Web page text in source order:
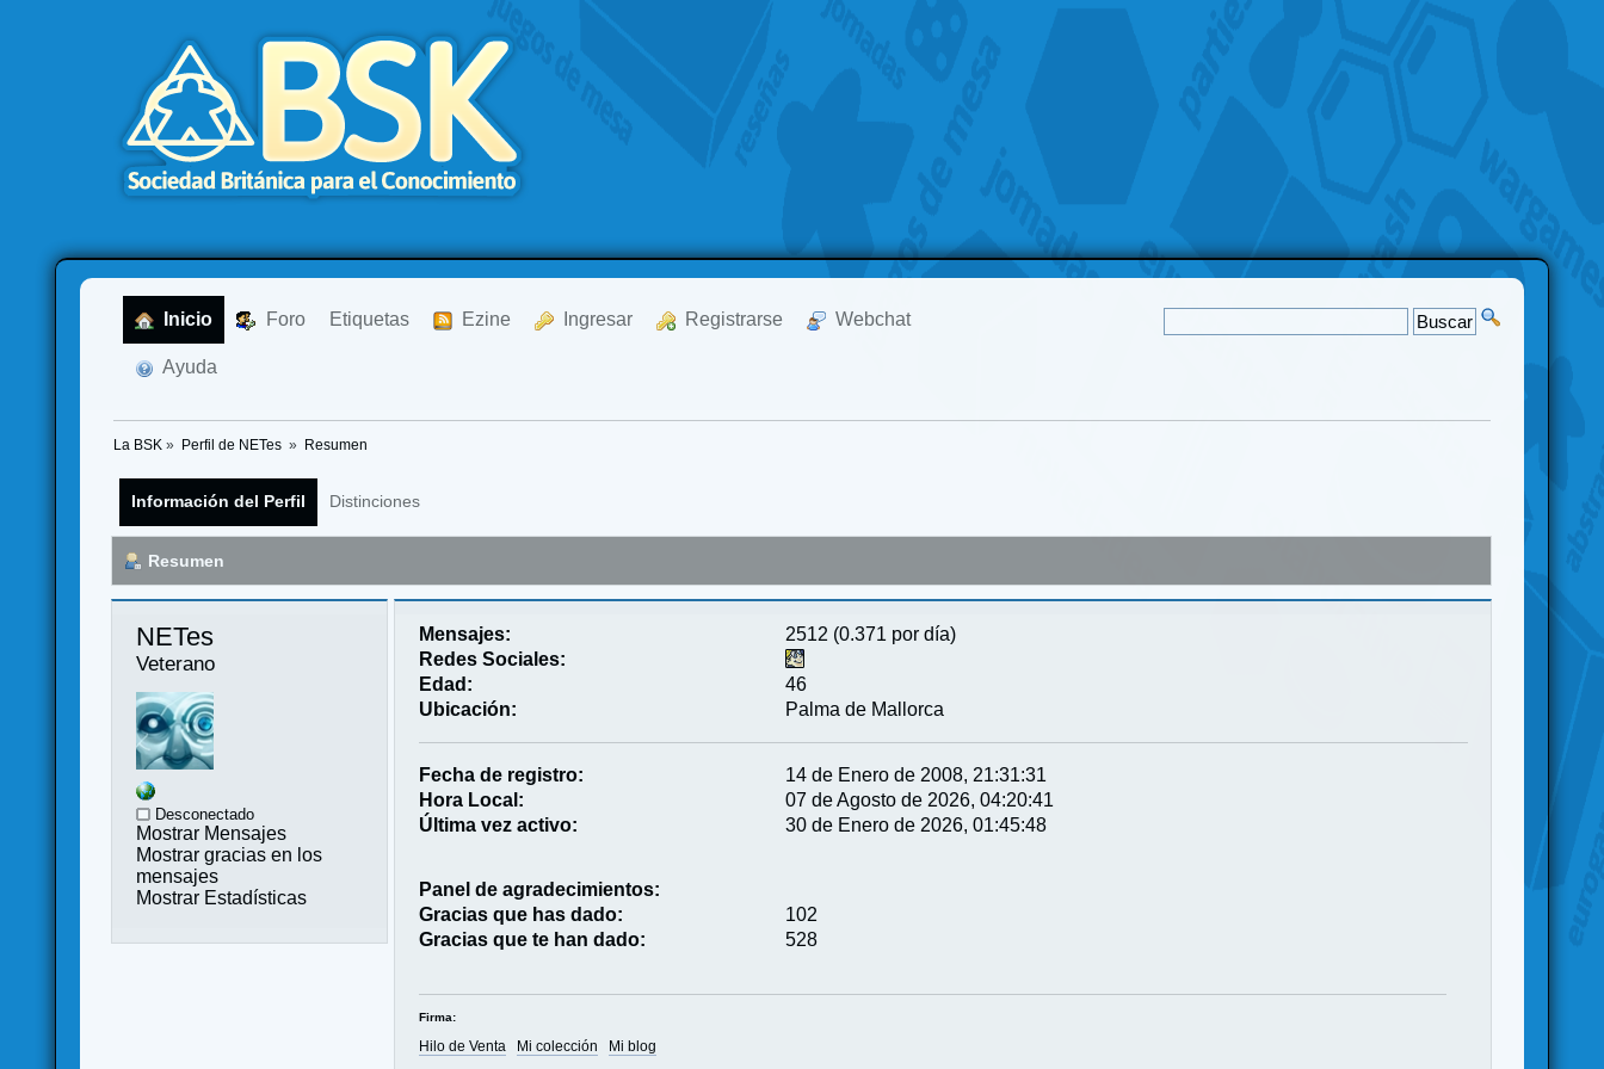
Inicio Foro Etiquetas Ezine Ingresar Registrarse Webchat
Ayuda
La BSK » Perfil de NETes » Resumen
Información del Perfil Distinciones
Resumen
NETes
Veterano
Desconectado
Mostrar Mensajes
Mostrar gracias en los
mensajes
Mostrar Estadísticas
Mensajes:
2512 (0.371 por día)
Redes Sociales:
Edad:
46
Ubicación:
Palma de Mallorca
Fecha de registro:
14 de Enero de 2008, 21:31:31
Hora Local:
07 de Agosto de 2026, 04:20:41
Última vez activo:
30 de Enero de 2026, 01:45:48
Panel de agradecimientos:
Gracias que has dado:
102
Gracias que te han dado:
528
Firma:
Hilo de Venta Mi colección Mi blog